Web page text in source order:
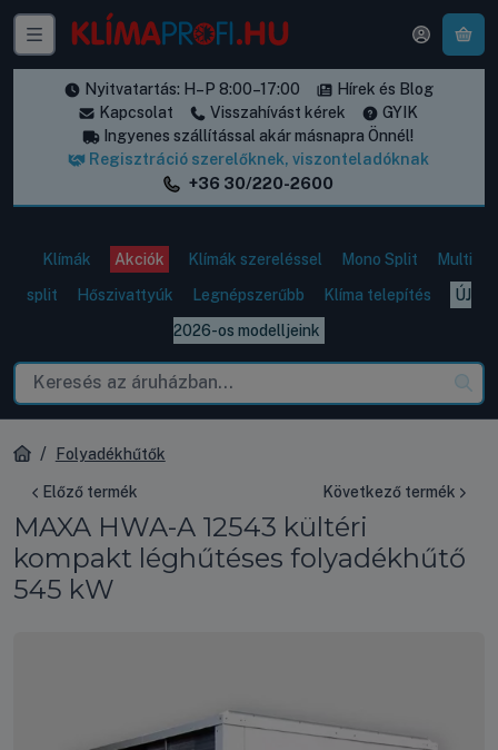
Nyitvatartás: H–P 8:00–17:00
Hírek és Blog
Kapcsolat
Visszahívást kérek
GYIK
Ingyenes szállítással akár másnapra Önnél!
Regisztráció szerelőknek, viszonteladóknak
+36 30/220-2600
Klímák Akciók Klímák szereléssel Mono Split
Multi
split
Hőszivattyúk Legnépszerűbb Klíma telepítés
ÚJ
2026-os modelljeink
Folyadékhűtők
Előző termék Következő termék
MAXA HWA-A 12543 kültéri
kompakt léghűtéses folyadékhűtő
545 kW